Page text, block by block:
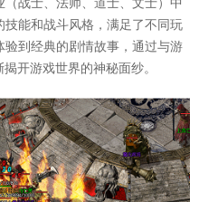
战士、法师、道士、文士）中
能和战斗风格，满足了不同玩
到经典的剧情故事，通过与游
开游戏世界的神秘面纱。